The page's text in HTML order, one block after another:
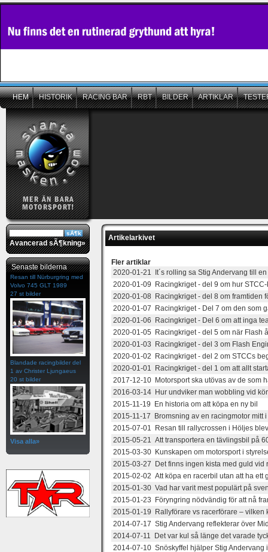
HEM HISTORIK RACING BAR RBT BILDER ARTIKLAR
Avancerad sÃ¶kning»
Senaste bilderna
Resan till Nürburgring med
Volvo 745 GLT 1989
27 st bilder
Blandade racingbilder del
1 av Christer Ljungaeus
20 st bilder
Visa alla»
Artikelarkivet
Fler artiklar
2020-01-21 It´s rolling sa Stig Andervang till
2020-01-09 Racingkriget - del 9 om hur
2020-01-08 Racingkriget - del 8 om framtiden
2020-01-07 Racingkriget - Del 7 om den som
2020-01-06 Racingkriget - Del 6 om att inga
2020-01-05 Racingkriget - del 5 om när Flash
2020-01-03 Racingkriget - del 3 om Flash
2020-01-02 Racingkriget - del 2 om STCCs
2020-01-01 Racingkriget - del 1 om att allt
2017-12-10 Motorsport ska utövas av de som
2016-03-14 Hur undviker man wobbling vid
2015-11-19 En historia om att köpa en ny bil
2015-11-17 Bromsning av en racingmotor mitt
2015-07-01 Resan till rallycrossen i Höljes
2015-05-21 Att transportera en tävlingsbil på
2015-03-30 Kunskapen om motorsport i
2015-03-27 Det finns ingen kista med guld vid
2015-02-02 Att köpa en racerbil utan att ha ett
2015-01-30 Vad har varit mest populärt på
2015-01-23 Föryngring nödvändig för att nå
2015-01-19 Rallyförare vs racerförare – vilken
2014-07-17 Stig Andervang reflekterar över
2014-07-11 Det var kul så länge det varade
2014-07-10 Snöskyffel hjälper Stig Andervang